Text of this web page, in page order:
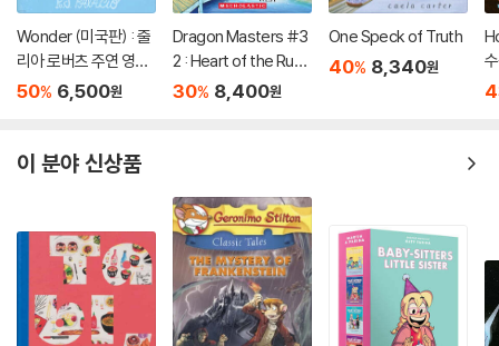
Wonder (미국판) : 줄
리아 로버츠 주연 영화
'원더' 원작 소설
50% 6,500원
Dragon Masters #3
2 : Heart of the Ruby
Dragon (A Branches
30% 8,400원
One Speck of Truth
40% 8,340원
이 분야 신상품